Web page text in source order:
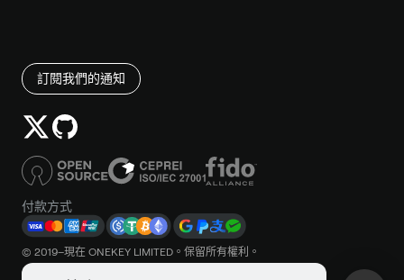
訂閱我們的通知
付款方式
© 2019–現在 ONEKEY LIMITED。保留所有權利。